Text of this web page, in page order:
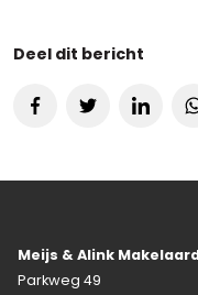
Deel dit bericht
Meijs & Alink
Parkweg 49